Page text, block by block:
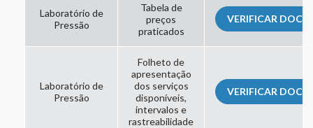
Laboratório de
Pressão
Tabela de
preços
praticados
VERIFICAR
Laboratório de
Pressão
Folheto de
apresentação
dos serviços
disponíveis,
intervalos e
rastreabilidade
VERIFICAR